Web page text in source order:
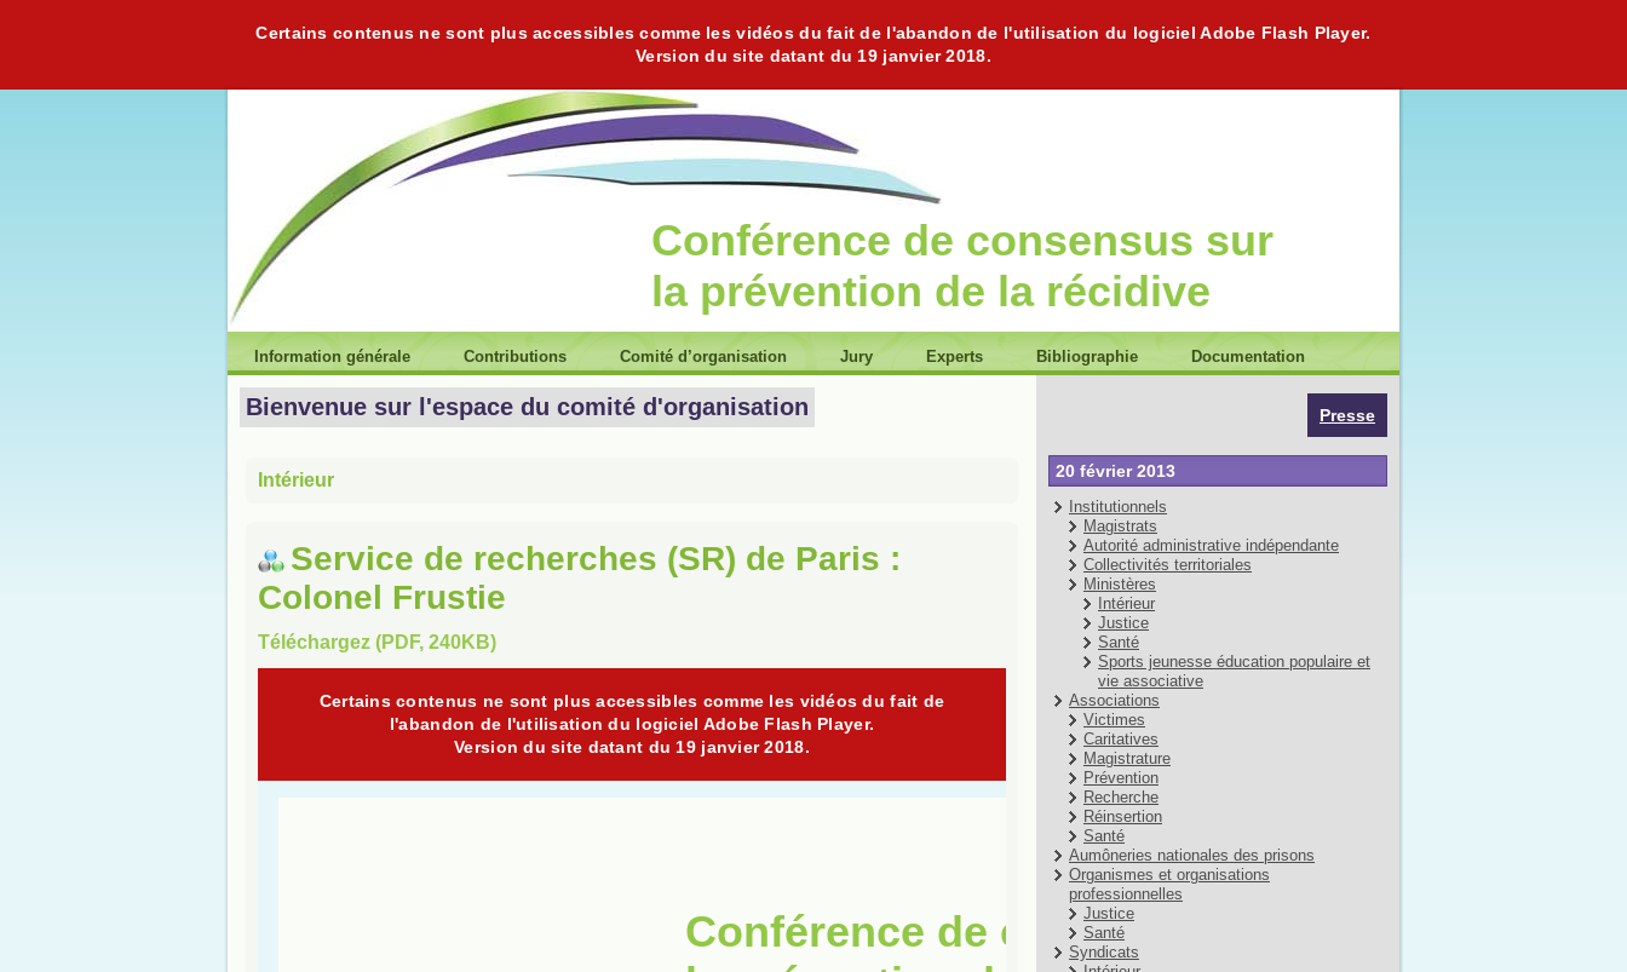
Certains contenus ne sont plus accessibles comme les vidéos du fait de l'abandon de l'utilisation du logiciel Adobe Flash Player.
Version du site datant du 19 janvier 2018.
Conférence de consensus sur
la prévention de la récidive
Information générale Contributions Comité d’organisation Jury Experts Bibliographie Documentation
Bienvenue sur l'espace du comité d'organisation
Intérieur
Service de recherches (SR) de Paris :
Colonel Frustie
Téléchargez (PDF, 240KB)
Presse
20 février 2013
Institutionnels
Magistrats
Autorité administrative indépendante
Collectivités territoriales
Ministères
Intérieur
Justice
Santé
Sports jeunesse éducation populaire et
vie associative
Associations
Victimes
Caritatives
Magistrature
Prévention
Recherche
Réinsertion
Santé
Aumôneries nationales des prisons
Organismes et organisations
professionnelles
Justice
Santé
Syndicats